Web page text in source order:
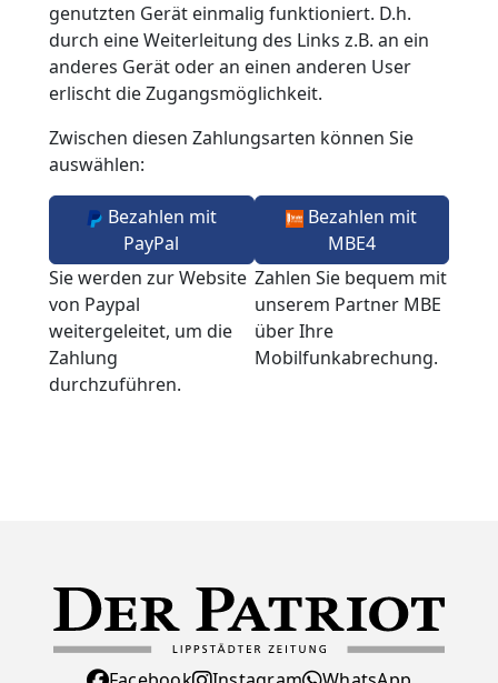
genutzten Gerät einmalig funktioniert. D.h.
durch eine Weiterleitung des Links z.B. an ein
anderes Gerät oder an einen anderen User
erlischt die Zugangsmöglichkeit.
Zwischen diesen Zahlungsarten können Sie
auswählen:
Bezahlen mit
PayPal
Sie werden zur Website
von Paypal
weitergeleitet, um die
Zahlung
durchzuführen.
Bezahlen mit
MBE4
Zahlen Sie bequem mit
unserem Partner MBE
über Ihre
Mobilfunkabrechung.